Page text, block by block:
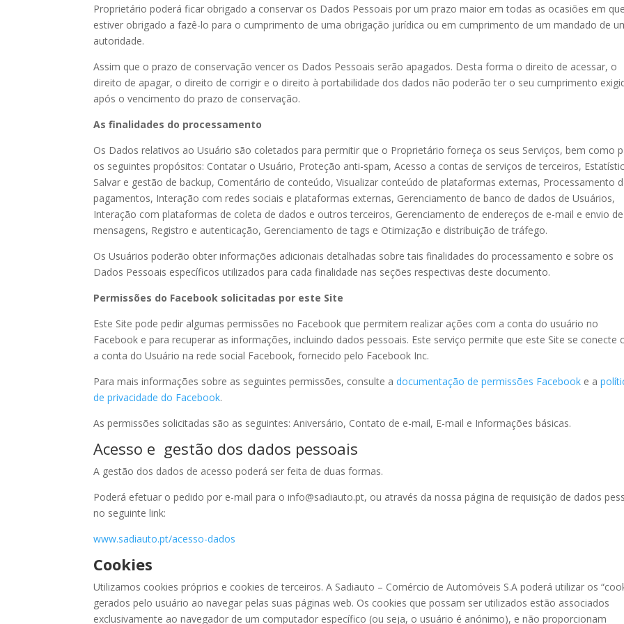
Proprietário poderá ficar obrigado a conservar os Dados Pessoais por um prazo maior em todas as ocasiões em que
estiver obrigado a fazê-lo para o cumprimento de uma obrigação jurídica ou em cumprimento de um mandado de
autoridade.
Assim que o prazo de conservação vencer os Dados Pessoais serão apagados. Desta forma o direito de acessar, o
direito de apagar, o direito de corrigir e o direito à portabilidade dos dados não poderão ter o seu cumprimento
após o vencimento do prazo de conservação.
As finalidades do processamento
Os Dados relativos ao Usuário são coletados para permitir que o Proprietário forneça os seus Serviços, bem como
os seguintes propósitos: Contatar o Usuário, Proteção anti-spam, Acesso a contas de serviços de terceiros,
Salvar e gestão de backup, Comentário de conteúdo, Visualizar conteúdo de plataformas externas, Processamento
pagamentos, Interação com redes sociais e plataformas externas, Gerenciamento de banco de dados de Usuários,
Interação com plataformas de coleta de dados e outros terceiros, Gerenciamento de endereços de e-mail e envio de
mensagens, Registro e autenticação, Gerenciamento de tags e Otimização e distribuição de tráfego.
Os Usuários poderão obter informações adicionais detalhadas sobre tais finalidades do processamento e sobre os
Dados Pessoais específicos utilizados para cada finalidade nas seções respectivas deste documento.
Permissões do Facebook solicitadas por este Site
Este Site pode pedir algumas permissões no Facebook que permitem realizar ações com a conta do usuário no
Facebook e para recuperar as informações, incluindo dados pessoais. Este serviço permite que este Site se conecte
a conta do Usuário na rede social Facebook, fornecido pelo Facebook Inc.
Para mais informações sobre as seguintes permissões, consulte adocumentação de permissões Facebook e a
de privacidade do Facebook.
As permissões solicitadas são as seguintes: Aniversário, Contato de e-mail, E-mail e Informações básicas.
Acesso e gestão dos dados pessoais
A gestão dos dados de acesso poderá ser feita de duas formas.
Poderá efetuar o pedido por e-mail para o info@sadiauto.pt, ou através da nossa página de requisição de dados
no seguinte link:
www.sadiauto.pt/acesso-dados
Cookies
Utilizamos cookies próprios e cookies de terceiros. A Sadiauto – Comércio de Automóveis S.A poderá utilizar os
gerados pelo usuário ao navegar pelas suas páginas web. Os cookies que possam ser utilizados estão associados
exclusivamente ao navegador de um computador específico (ou seja, o usuário é anónimo), e não proporcionam